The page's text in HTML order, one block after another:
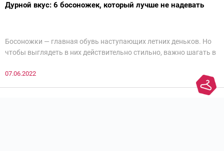
Дурной вкус: 6 босоножек, который лучше не надевать
Босоножки — главная обувь наступающих летних деньков. Но
чтобы выглядеть в них действительно стильно, важно шагать в
сезоне лучше не надевать. Потому что они — гарант дурного
вкуса и стопроцентный антитренд.
07.06.2022